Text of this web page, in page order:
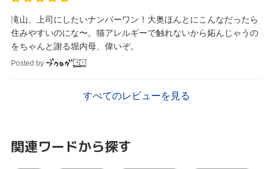
滝山、上司にしたいナンバーワン！大奥ほんとにこんなだったら
住みやすいのにな〜。猫アレルギーで触れないから妬んじゃうの
をちゃんと謝る堀内母、偉いぞ。
Posted by
すべてのレビューを見る
関連ワードから探す